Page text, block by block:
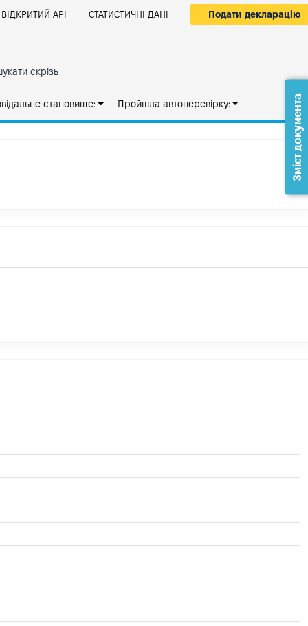
ВІДКРИТИЙ АРІ СТАТИСТИЧНІ ДАНІ Подати декларацію
скрізь
становище: Пройшла автоперевірку: Зміст документа